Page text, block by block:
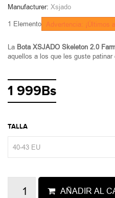
Manufacturer: Xsjado
1 Elemento Advertencia: ¡Últimos
La Bota XSJADO Skeleton 2.0
aquellos a los que les guste patinar
1 999Bs
TALLA
AÑADIR AL